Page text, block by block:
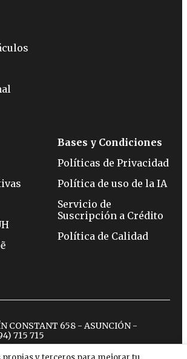
Bases y Condiciones
Políticas de Privacidad
Política de uso de la IA
Servicio de
Suscripción a Crédito
Política de Calidad
CONSTANT 658 - ASUNCIÓN -
715 715